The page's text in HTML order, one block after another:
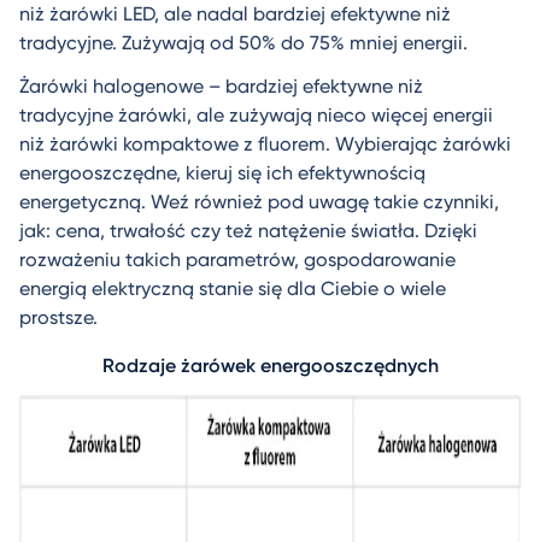
niż żarówki LED, ale nadal bardziej efektywne niż
tradycyjne. Zużywają od 50% do 75% mniej energii.
Żarówki halogenowe – bardziej efektywne niż
tradycyjne żarówki, ale zużywają nieco więcej energii
niż żarówki kompaktowe z fluorem. Wybierając żarówki
energooszczędne, kieruj się ich efektywnością
energetyczną. Weź również pod uwagę takie czynniki,
jak: cena, trwałość czy też natężenie światła. Dzięki
rozważeniu takich parametrów, gospodarowanie
energią elektryczną stanie się dla Ciebie o wiele
prostsze.
Rodzaje żarówek energooszczędnych